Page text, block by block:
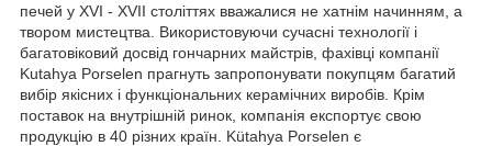
печей у XVI - XVII століттях вважалися не хатнім начинням, а
твором мистецтва. Використовуючи сучасні технології і
багатовіковий досвід гончарних майстрів, фахівці компанії
Kutahya Porselen прагнуть запропонувати покупцям багатий
вибір якісних і функціональних керамічних виробів. Крім
поставок на внутрішній ринок, компанія експортує свою
продукцію в 40 різних країн. Kütahya Porselen є